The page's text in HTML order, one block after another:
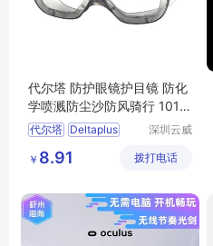
代尔塔 防护眼镜护目镜 防化
学喷溅防尘沙防风骑行 1011
25
代尔塔 Deltaplus
防喷溅 101125
深圳云威
有限公司
￥ 8.91 拨打电话